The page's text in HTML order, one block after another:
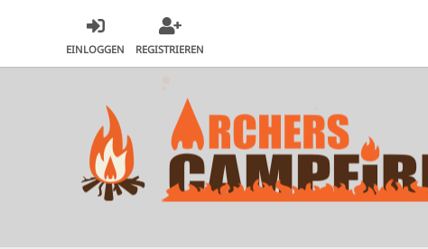
EINLOGGEN REGISTRIEREN